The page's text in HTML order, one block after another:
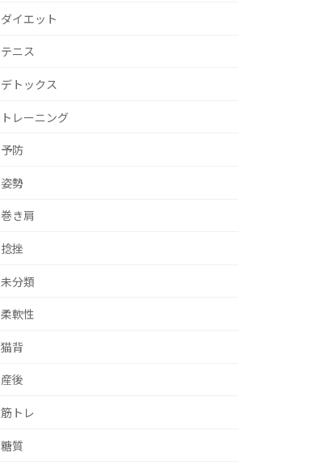
ダイエット
テニス
デトックス
トレーニング
予防
姿勢
巻き肩
捻挫
未分類
柔軟性
猫背
産後
筋トレ
糖質